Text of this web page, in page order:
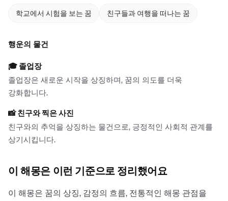
학교에서 시험을 보는 꿈 친구들과 여행을 떠나는 꿈
행운의 물건
🎓 졸업장
졸업장은 새로운 시작을 상징하며, 꿈의 의도를 더욱
강화합니다.
📸친구와 찍은 사진
친구와의 추억을 상징하는 물건으로, 긍정적인 사회적 관계를
상기시킵니다.
이 해몽은 이런 기준으로 정리했어요
이 해몽은 꿈의 상징, 감정의 흐름, 전통적인 해몽 관점을